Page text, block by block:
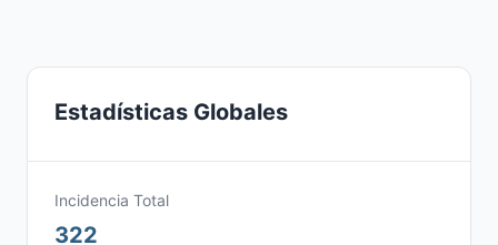
Estadísticas Globales
Incidencia Total
322